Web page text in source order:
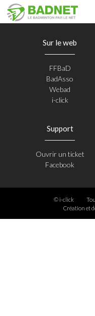
Sur le web
FFBaD
BadAsso
Webad
i-click
Support
Ouvrir un ticket
Facebook
© i-click
Création et